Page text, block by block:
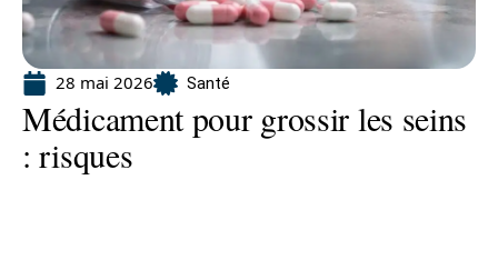
28 mai 2026 Santé
Médicament pour grossir les seins
: risques